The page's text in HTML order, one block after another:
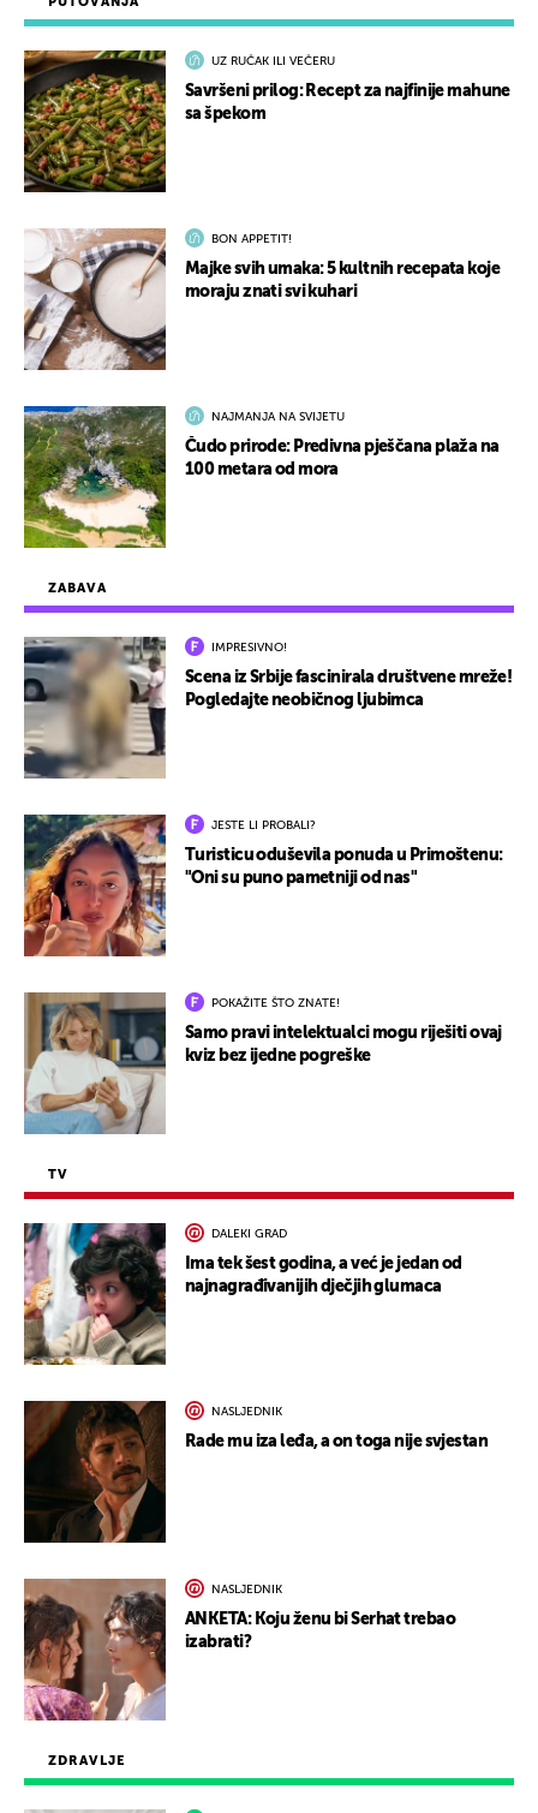
ZDRAVLJE
ZABAVA
IMPRESIVNO!
Scena iz Srbije fascinirala društvene mreže!
Pogledajte neobičnog ljubimca
JESTE LI PROBALI?
Turisticu oduševila ponuda u Primoštenu:
"Oni su puno pametniji od nas"
POKAŽITE ŠTO ZNATE!
Samo pravi intelektualci mogu riješiti ovaj
kviz bez ijedne pogreške
TV
DALEKI GRAD
Ima tek šest godina, a već je jedan od
najnagrađivanijih dječjih glumaca
NASLJEDNIK
Rade mu iza leđa, a on toga nije svjestan
NASLJEDNIK
ANKETA: Koju ženu bi Serhat trebao
izabrati?
UZ RUČAK ILI VEČERU
Savršeni prilog: Recept za najfinije mahune
sa špekom
BON APPETIT!
Majke svih umaka: 5 kultnih recepata koje
moraju znati svi kuhari
NAJMANJA NA SVIJETU
Čudo prirode: Predivna pješčana plaža na
100 metara od mora